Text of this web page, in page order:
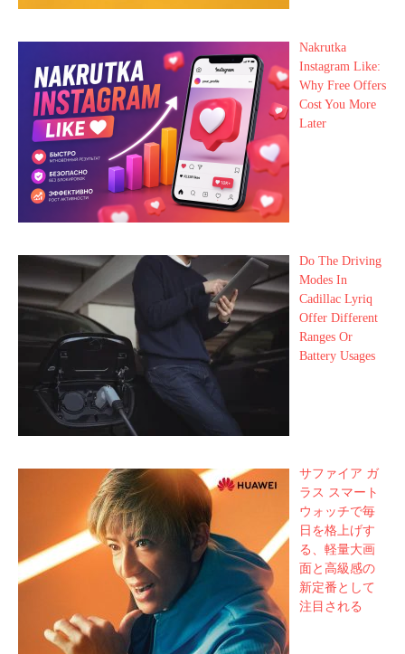
Nakrutka
Instagram Like:
Why Free Offers
Cost You More
Later
Do The Driving
Modes In
Cadillac Lyriq
Offer Different
Ranges Or
Battery Usages
サファイア ガ
ラス スマート
ウォッチで毎
日を格上げす
る、軽量大画
面と高級感の
新定番として
注目される